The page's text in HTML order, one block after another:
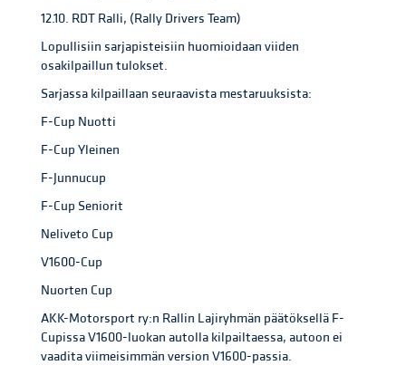
12.10. RDT Ralli, (Rally Drivers Team)
Lopullisiin sarjapisteisiin huomioidaan viiden
osakilpaillun tulokset.
Sarjassa kilpaillaan seuraavista mestaruuksista:
F-Cup Nuotti
F-Cup Yleinen
F-Junnucup
F-Cup Seniorit
Neliveto Cup
V1600-Cup
Nuorten Cup
AKK-Motorsport ry:n Rallin Lajiryhmän päätöksellä F-
Cupissa V1600-luokan autolla kilpailtaessa, autoon ei
vaadita viimeisimmän version V1600-passia.